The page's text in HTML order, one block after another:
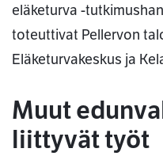
eläketurva -
toteuttivat Pellervon
Eläketurvakeskus ja
Muut
liittyvät työt